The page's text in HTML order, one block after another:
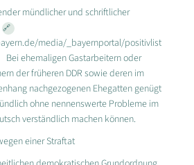
mündlicher und schriftlicher
media/_bayernportal/positivlist
Bei ehemaligen Gastarbeitern oder
der früheren DDR sowie deren im
nachgezogenen Ehegatten genügt
ohne nennenswerte Probleme im
verständlich machen können.
einer Straftat